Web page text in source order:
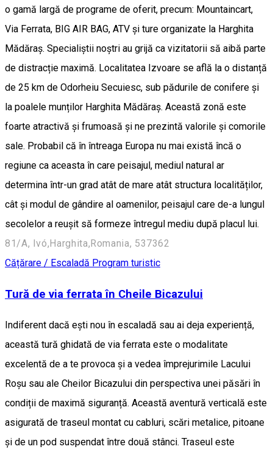
o gamă largă de programe de oferit, precum: Mountaincart,
Via Ferrata, BIG AIR BAG, ATV și ture organizate la Harghita
Mădăraș. Specialiștii noștri au grijă ca vizitatorii să aibă parte
de distracție maximă. Localitatea Izvoare se află la o distanță
de 25 km de Odorheiu Secuiesc, sub pădurile de conifere și
la poalele munților Harghita Mădăraș. Această zonă este
foarte atractivă și frumoasă și ne prezintă valorile și comorile
sale. Probabil că în întreaga Europa nu mai există încă o
regiune ca aceasta în care peisajul, mediul natural ar
determina într-un grad atât de mare atât structura localităților,
cât și modul de gândire al oamenilor, peisajul care de-a lungul
secolelor a reușit să formeze întregul mediu după placul lui.
81/A, Ivó,Harghita,Romania, 537362
Cățărare / Escaladă Program turistic
Tură de via ferrata în Cheile Bicazului
Indiferent dacă ești nou în escaladă sau ai deja experiență,
această tură ghidată de via ferrata este o modalitate
excelentă de a te provoca și a vedea împrejurimile Lacului
Roșu sau ale Cheilor Bicazului din perspectiva unei păsări în
condiții de maximă siguranță. Această aventură verticală este
asigurată de traseul montat cu cabluri, scări metalice, pitoane
și de un pod suspendat între două stânci. Traseul este